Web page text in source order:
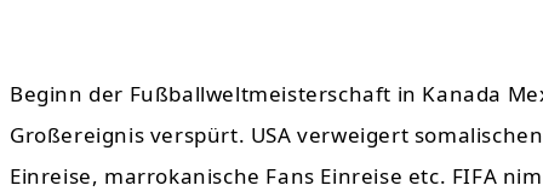
Beginn der Fußballweltmeisterschaft in Kanada
Großereignis verspürt. USA verweigert
Einreise, marrokanische Fans Einreise etc. FIFA